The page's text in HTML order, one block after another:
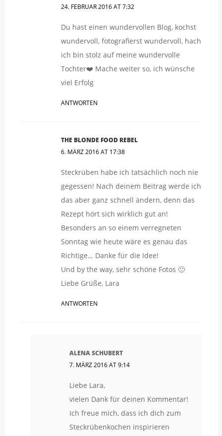
24. FEBRUAR 2016 AT 7:32
Du hast einen wundervollen Blog, kochst
wundervoll, fotografierst wundervoll, hach
ich bin stolz auf meine wundervolle
Tochter❤️ Mache weiter so, ich wünsche
viel Erfolg
ANTWORTEN
THE BLONDE FOOD REBEL
6. MÄRZ 2016 AT 17:38
Steckrüben habe ich tatsächlich noch nie
gegessen! Nach deinem Beitrag werde ich
das aber ganz schnell ändern, denn das
Rezept hört sich wirklich gut an!
Besonders an so einem verregneten
Sonntag wie heute wäre es genau das
Richtige… Danke für die Idee!
Und by the way, sehr schöne Fotos 🙂
Liebe Grüße, Lara
ANTWORTEN
ALENA SCHUBERT
7. MÄRZ 2016 AT 9:14
Liebe Lara,
vielen Dank für deinen Kommentar!
Ich freue mich, dass ich dich zum
Steckrübenkochen inspirieren